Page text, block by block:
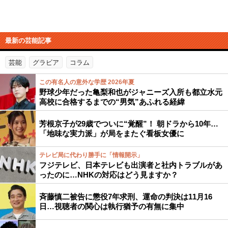
最新の芸能記事
芸能 グラビア コラム
この有名人の意外な学歴 2026年夏
野球少年だった亀梨和也がジャニーズ入所も都立水元
高校に合格するまでの“男気”あふれる経緯
芳根京子が29歳でついに“覚醒”！ 朝ドラから10年…
「地味な実力派」が局をまたぐ看板女優に
テレビ局に代わり勝手に「情報開示」
フジテレビ、日本テレビも出演者と社内トラブルがあ
ったのに…NHKの対応はどう見ますか？
斉藤慎二被告に懲役7年求刑、運命の判決は11月16
日…視聴者の関心は執行猶予の有無に集中